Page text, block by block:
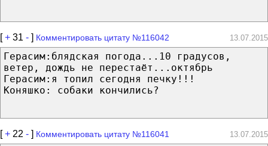
[+ 31 - ] Комментировать цитату №116042 13.07.2015
Герасим:блядская погода...10 градусов,
ветер, дождь не перестаёт...октябрь
Герасим:я топил сегодня печку!!!
Коняшко: собаки кончились?
[+ 22 - ] Комментировать цитату №116041 13.07.2015